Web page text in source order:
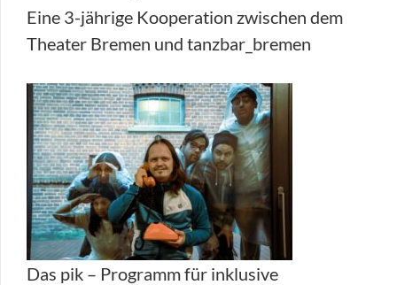
Eine 3-jährige Kooperation zwischen dem
Theater Bremen und tanzbar_bremen
Das pik – Programm für inklusive